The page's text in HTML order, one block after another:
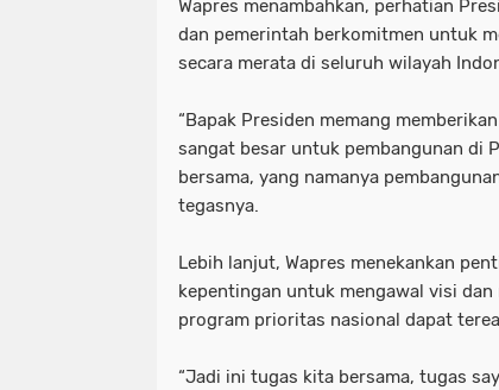
Wapres menambahkan, perhatian
dan pemerintah berkomitmen untuk
secara merata di seluruh wilayah
“Bapak Presiden memang
sangat besar untuk pembangunan di
bersama, yang namanya
tegasnya.
Lebih lanjut, Wapres menekankan
kepentingan untuk mengawal visi
program prioritas nasional dapat
“Jadi ini tugas kita bersama, tugas